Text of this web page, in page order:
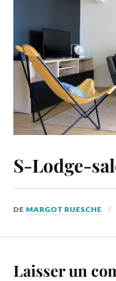
S-Lodge-
DEMARGOT RUESCHE
Laisser un